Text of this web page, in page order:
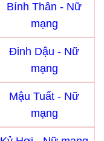
Bính Thân - Nữ
mạng
Đinh Dậu - Nữ
mạng
Mậu Tuất - Nữ
mạng